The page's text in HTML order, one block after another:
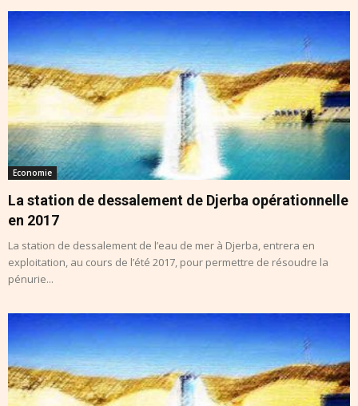
Economie
La station de dessalement de Djerba opérationnelle
en 2017
La station de dessalement de l’eau de mer à Djerba, entrera en
exploitation, au cours de l’été 2017, pour permettre de résoudre la
pénurie...